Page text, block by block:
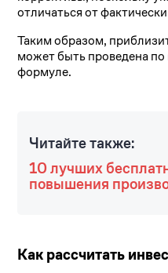
отличаться от
Таким образом,
может быть проведена
формуле.
Читайте также:
10 лучших
повышения
Как рассчитать